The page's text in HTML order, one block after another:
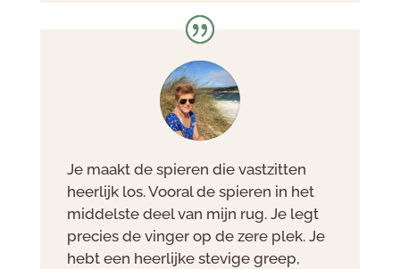
Je maakt de spieren die vastzitten
heerlijk los. Vooral de spieren in het
middelste deel van mijn rug. Je legt
precies de vinger op de zere plek. Je
hebt een heerlijke stevige greep,